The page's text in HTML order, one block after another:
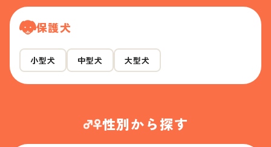
保護犬
小型犬 中型犬 大型犬
性別から探す